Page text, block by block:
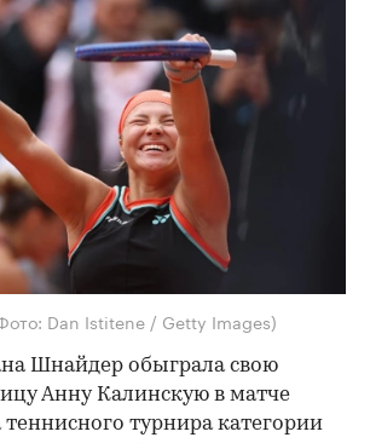
Dan Istitene / Getty Images)
Шнайдер обыграла свою
Анну Калинскую в матче
теннисного турнира категории